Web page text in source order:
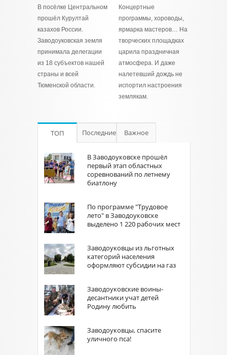
В посёлке Центральном
прошёл Курултай
казахов России.
Заводоуковская земля
принимала делегации
из 18 субъектов нашей
страны и всей
Тюменской области.
Концертные
программы, хороводы,
ярмарка мастеров… На
творческих площадках
царила праздничная
атмосфера. И даже
налетевший дождь не
испортил настроения
землякам.
ТОП Последние Важное
В Заводоуковске прошёл
первый этап областных
соревнований по летнему
биатлону
По программе "Трудовое
лето" в Заводоуковске
выделено 1 220 рабочих мест
Заводоуковцы из льготных
категорий населения
оформляют субсидии на газ
Заводоуковские воины-
десантники учат детей
Родину любить
Заводоуковцы, спасите
уличного пса!